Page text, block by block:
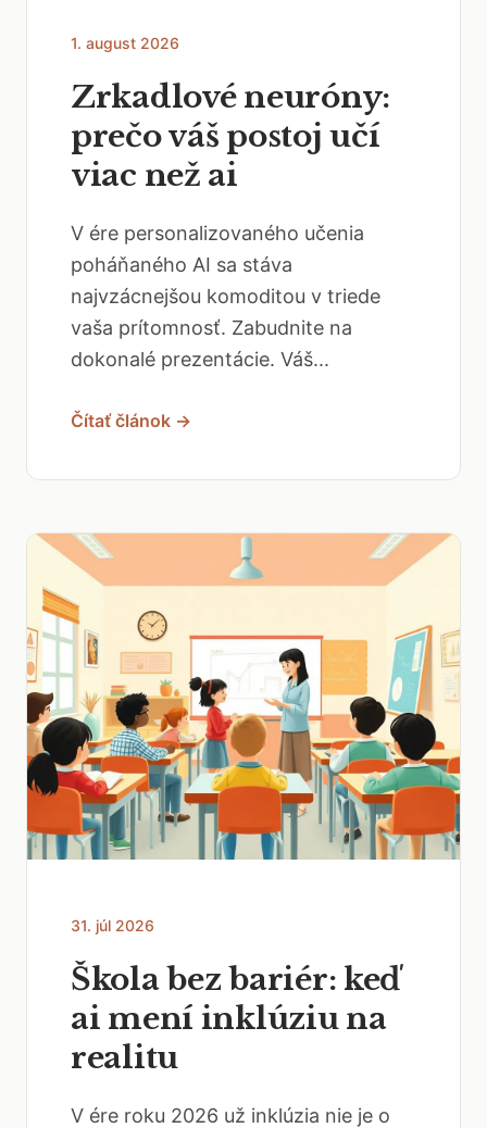
1. august 2026
Zrkadlové neuróny:
prečo váš postoj učí
viac než ai
V ére personalizovaného učenia
poháňaného AI sa stáva
najvzácnejšou komoditou v triede
vaša prítomnosť. Zabudnite na
dokonalé prezentácie. Váš...
Čítať článok →
31. júl 2026
Škola bez bariér: keď
ai mení inklúziu na
realitu
V ére roku 2026 už inklúzia nie je o